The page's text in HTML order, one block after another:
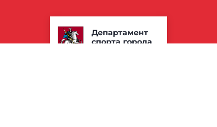
Департамент
спорта города